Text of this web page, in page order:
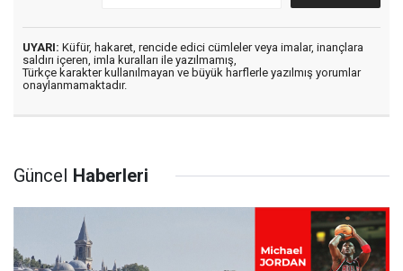
UYARI: Küfür, hakaret, rencide edici cümleler veya imalar, inançlara
saldırı içeren, imla kuralları ile yazılmamış,
Türkçe karakter kullanılmayan ve büyük harflerle yazılmış yorumlar
onaylanmamaktadır.
Güncel Haberleri